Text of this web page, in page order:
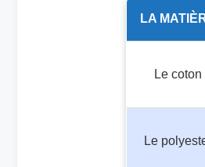
LA
Le coton
Le